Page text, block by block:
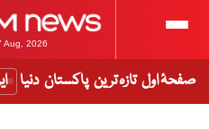
Aug, 2026
صفحۂ اول تازہ ترین پاکستان دنیا